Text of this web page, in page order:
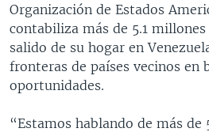
Organización de Estados
contabiliza más de 5.1
salido de su hogar en
fronteras de países vecinos en
oportunidades.
“Estamos hablando de más de